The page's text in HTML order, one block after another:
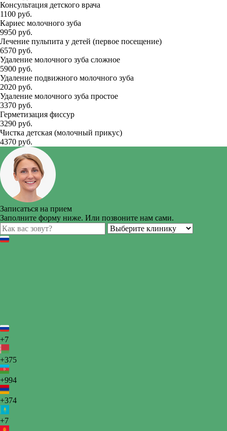
Консультация детского врача
1100 руб.
Кариес молочного зуба
9950 руб.
Лечение пульпита у детей (первое посещение)
6570 руб.
Удаление молочного зуба сложное
5900 руб.
Удаление подвижного молочного зуба
2020 руб.
Удаление молочного зуба простое
3370 руб.
Герметизация фиссур
3290 руб.
Чистка детская (молочный прикус)
4370 руб.
Записаться на прием
Заполните форму ниже. Или позвоните нам сами.
+7
+375
+994
+374
+7